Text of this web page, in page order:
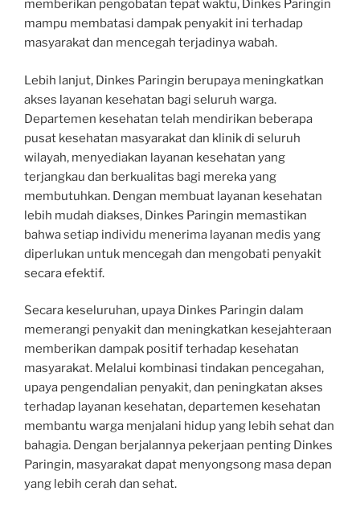
memberikan pengobatan tepat waktu, Dinkes Paringin
mampu membatasi dampak penyakit ini terhadap
masyarakat dan mencegah terjadinya wabah.
Lebih lanjut, Dinkes Paringin berupaya meningkatkan
akses layanan kesehatan bagi seluruh warga.
Departemen kesehatan telah mendirikan beberapa
pusat kesehatan masyarakat dan klinik di seluruh
wilayah, menyediakan layanan kesehatan yang
terjangkau dan berkualitas bagi mereka yang
membutuhkan. Dengan membuat layanan kesehatan
lebih mudah diakses, Dinkes Paringin memastikan
bahwa setiap individu menerima layanan medis yang
diperlukan untuk mencegah dan mengobati penyakit
secara efektif.
Secara keseluruhan, upaya Dinkes Paringin dalam
memerangi penyakit dan meningkatkan kesejahteraan
memberikan dampak positif terhadap kesehatan
masyarakat. Melalui kombinasi tindakan pencegahan,
upaya pengendalian penyakit, dan peningkatan akses
terhadap layanan kesehatan, departemen kesehatan
membantu warga menjalani hidup yang lebih sehat dan
bahagia. Dengan berjalannya pekerjaan penting Dinkes
Paringin, masyarakat dapat menyongsong masa depan
yang lebih cerah dan sehat.